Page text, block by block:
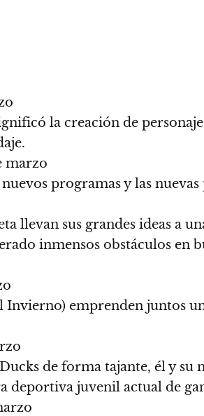
la creación de
marzo
programas y las
llevan sus grandes ideas a
inmensos obstáculos en
Invierno) emprenden juntos
de forma tajante, él y
deportiva juvenil actual de